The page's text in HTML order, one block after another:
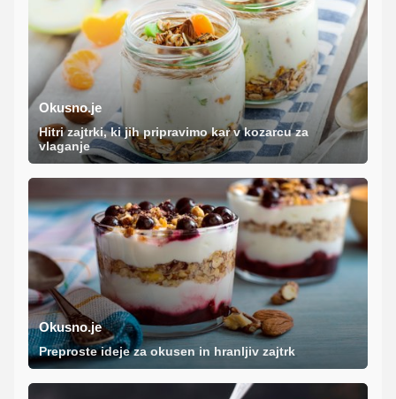
Okusno.je
Hitri zajtrki, ki jih pripravimo kar v kozarcu za
vlaganje
Okusno.je
Preproste ideje za okusen in hranljiv zajtrk